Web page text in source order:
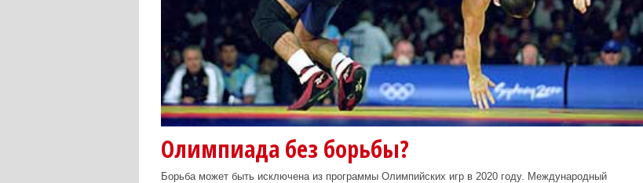
Олимпиада без борьбы?
Борьба может быть исключена из программы Олимпийских игр в 2020 году. Международный